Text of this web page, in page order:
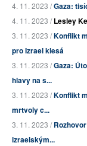
4. 11. 2023 /Gaza:
4. 11. 2023 /Lesley
3. 11. 2023 /Konflikt
pro Izrael klesá
3. 11. 2023 /Gaza:
hlavy na s...
3. 11. 2023 /Konflikt
mrtvoly c...
3. 11. 2023 /
izraelským...